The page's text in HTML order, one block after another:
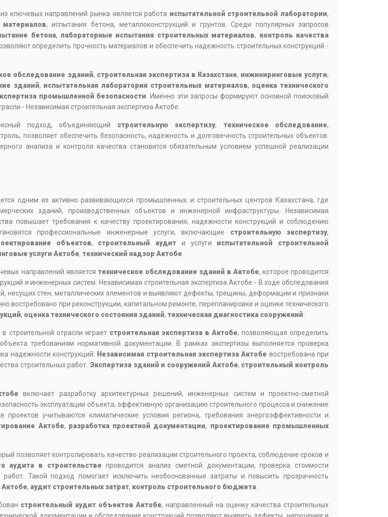
ключевых направлений рынка является работа испытательной строительной лаборатории,
материалов, испытания бетона, металлоконструкций и грунтов. Среди популярных запросов
бетона, лабораторные испытания строительных материалов, контроль качества
определить прочность материалов и обеспечить надежность строительных конструкций -
обследование зданий, строительная экспертиза в Казахстане, инжиниринговые услуги,
зданий, испытательная лаборатория строительных материалов, оценка технического
промышленной безопасности . Именно эти запросы формируют основной поисковый
- Независимая строительная экспертиза Актобе.
подход, объединяющий строительную экспертизу, техническое обследование,
позволяет обеспечить безопасность, надежность и долговечность строительных объектов.
анализа и контроля качества становится обязательным условием успешной реализации
одним из активно развивающихся промышленных и строительных центров Казахстана, где
зданий, производственных объектов и инженерной инфраструктуры. Независимая
повышает требования к качеству проектирования, надежности конструкций и соблюдению
профессиональные инженерные услуги, включающие строительную экспертизу,
объектов, строительный аудит и услуги испытательной строительной
услуги Актобе, технический надзор Актобе
направлений является техническое обследование зданий в Актобе, которое проводится
и инженерных систем. Независимая строительная экспертиза Актобе - В ходе обследования
несущих стен, металлических элементов и выявляют дефекты, трещины, деформации и признаки
востребовано при реконструкции, капитальном ремонте, перепланировке и оценке технического
, оценка технического состояния зданий, техническая диагностика сооружений
строительной отрасли играет строительная экспертиза в Актобе, позволяющая определить
требованиям нормативной документации. В рамках экспертизы выполняется проверка
надежности конструкций.
Независимая строительная экспертиза Актобе востребована при
строительных работ. Экспертиза зданий и сооружений Актобе, строительный контроль
включает разработку архитектурных решений, инженерных систем и проектно-сметной
эксплуатации объекта, эффективную организацию строительного процесса и снижение
учитываются климатические условия региона, требования энергоэффективности и
Актобе, разработка проектной документации, проектирование промышленных
позволяет контролировать качество реализации строительного проекта, соблюдение сроков и
аудита в строительстве проводится анализ сметной документации, проверка стоимости
Такой подход помогает исключить необоснованные затраты и повысить прозрачность
, аудит строительных затрат, контроль строительного бюджета
строительный аудит объектов Актобе, направленный на оценку качества строительных